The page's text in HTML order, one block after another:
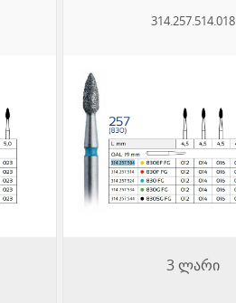
314.257.514.018
3 ლარი